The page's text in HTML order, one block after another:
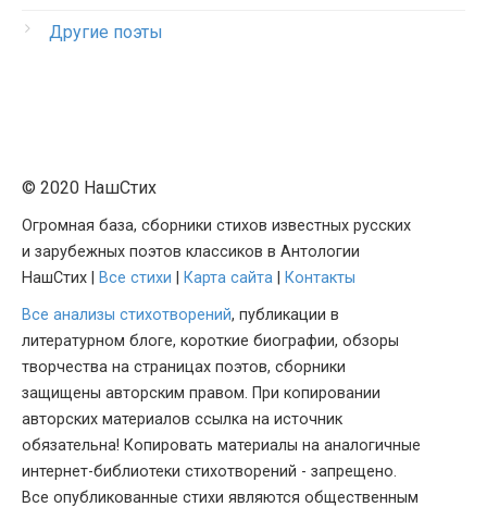
Другие поэты
© 2020 НашСтих
Огромная база, сборники стихов известных русских
и зарубежных поэтов классиков в Антологии
НашСтих |
Все стихи Карта сайта
Контакты
Все анализы стихотворений, публикации в
литературном блоге, короткие биографии, обзоры
творчества на страницах поэтов, сборники
защищены авторским правом. При копировании
авторских материалов ссылка на источник
обязательна! Копировать материалы на аналогичные
интернет-библиотеки стихотворений - запрещено.
Все опубликованные стихи являются общественным